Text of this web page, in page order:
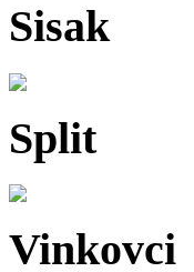
Sisak
Split
Vinkovci